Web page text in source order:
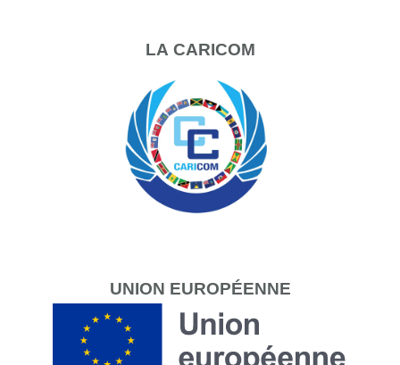
LA CARICOM
UNION EUROPÉENNE